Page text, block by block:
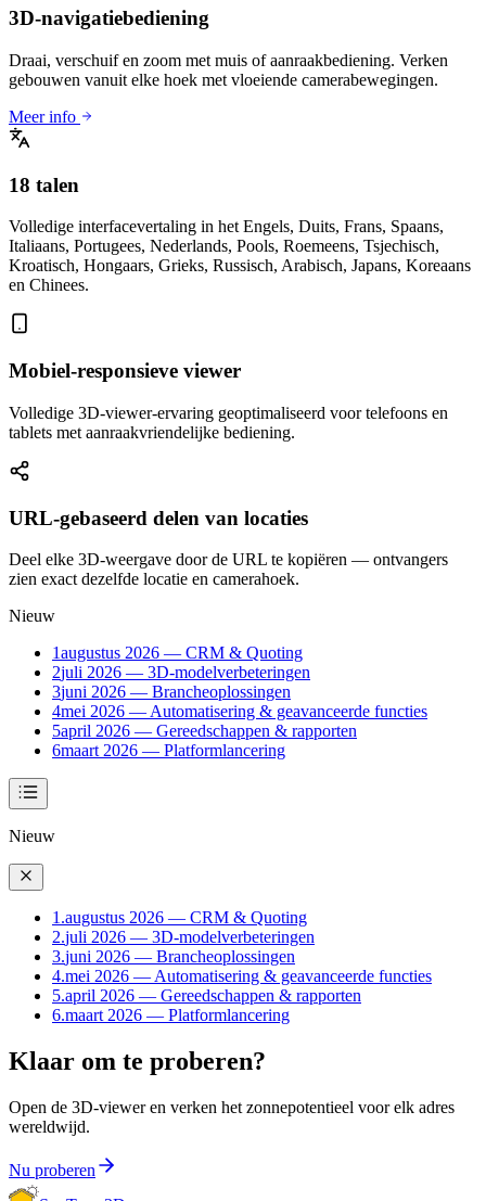
3D-navigatiebediening
Draai, verschuif en zoom met muis of aanraakbediening. Verken
gebouwen vanuit elke hoek met vloeiende camerabewegingen.
Meer info
18 talen
Volledige interfacevertaling in het Engels, Duits, Frans, Spaans,
Italiaans, Portugees, Nederlands, Pools, Roemeens, Tsjechisch,
Kroatisch, Hongaars, Grieks, Russisch, Arabisch, Japans, Koreaans
en Chinees.
Mobiel-responsieve viewer
Volledige 3D-viewer-ervaring geoptimaliseerd voor telefoons en
tablets met aanraakvriendelijke bediening.
URL-gebaseerd delen van locaties
Deel elke 3D-weergave door de URL te kopiëren — ontvangers
zien exact dezelfde locatie en camerahoek.
Nieuw
1augustus 2026 — CRM & Quoting
2juli 2026 — 3D-modelverbeteringen
3juni 2026 — Brancheoplossingen
4mei 2026 — Automatisering & geavanceerde functies
5april 2026 — Gereedschappen & rapporten
6maart 2026 — Platformlancering
Nieuw
1 .augustus 2026 — CRM & Quoting
2.juli 2026 — 3D-modelverbeteringen
3.juni 2026 — Brancheoplossingen
4.mei 2026 — Automatisering & geavanceerde functies
5.april 2026 — Gereedschappen & rapporten
6.maart 2026 — Platformlancering
Klaar om te proberen?
Open de 3D-viewer en verken het zonnepotentieel voor elk adres
wereldwijd.
Nu proberen